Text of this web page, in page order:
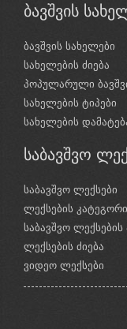
ბავშვის
ბავშვის სახელები
სახელების ძიება
პოპულარული
სახელების ტიპები
სახელების
საბავშვო
საბავშვო ლექსები
ლექსების
საბავშვო
ლექსების ძიება
ვიდეო ლექსები